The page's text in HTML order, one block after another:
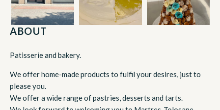
ABOUT
Patisserie and bakery.
We offer home-made products to fulfil your desires, just to
please you.
We offer a wide range of pastries, desserts and tarts.